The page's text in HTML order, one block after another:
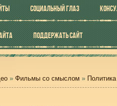
СОЦИАЛЬНЫЙ ГЛАЗ
ПОДДЕРЖАТЬ САЙТ
» Фильмы со смыслом »